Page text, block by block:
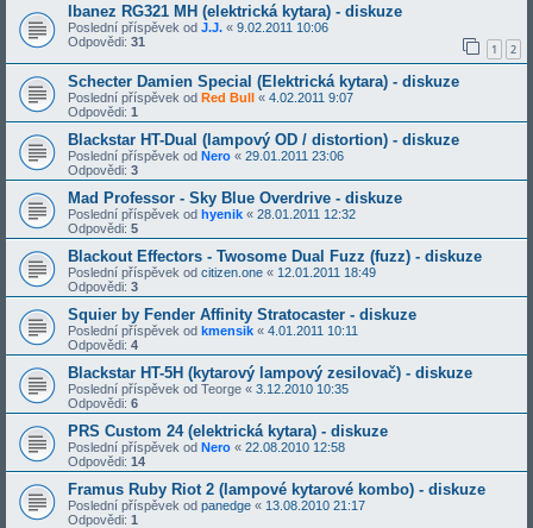
Ibanez RG321 MH (elektrická kytara) - diskuze
Poslední příspěvek od J.J. « 9.02.2011 10:06
Odpovědi: 31 1 2
Schecter Damien Special (Elektrická kytara) - diskuze
Poslední příspěvek od Red Bull « 4.02.2011 9:07
Odpovědi: 1
Blackstar HT-Dual (lampový OD / distortion) - diskuze
Poslední příspěvek od Nero « 29.01.2011 23:06
Odpovědi: 3
Mad Professor - Sky Blue Overdrive - diskuze
Poslední příspěvek od hyenik « 28.01.2011 12:32
Odpovědi: 5
Blackout Effectors - Twosome Dual Fuzz (fuzz) - diskuze
Poslední příspěvek od citizen.one « 12.01.2011 18:49
Odpovědi: 3
Squier by Fender Affinity Stratocaster - diskuze
Poslední příspěvek od kmensik « 4.01.2011 10:11
Odpovědi: 4
Blackstar HT-5H (kytarový lampový zesilovač) - diskuze
Poslední příspěvek od Teorge « 3.12.2010 10:35
Odpovědi: 6
PRS Custom 24 (elektrická kytara) - diskuze
Poslední příspěvek od Nero « 22.08.2010 12:58
Odpovědi: 14
Framus Ruby Riot 2 (lampové kytarové kombo) - diskuze
Poslední příspěvek od panedge « 13.08.2010 21:17
Odpovědi: 1